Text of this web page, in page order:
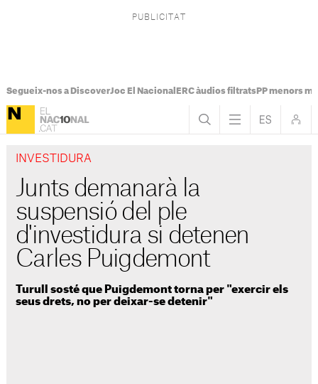
Segueix-nos a DiscoverJoc El Nacional ERC àudios filtratsPP menors
INVESTIDURA
Junts demanarà la
suspensió del ple
d'investidura si detenen
Carles Puigdemont
Turull sosté que Puigdemont torna per "exercir els
seus drets, no per deixar-se detenir"